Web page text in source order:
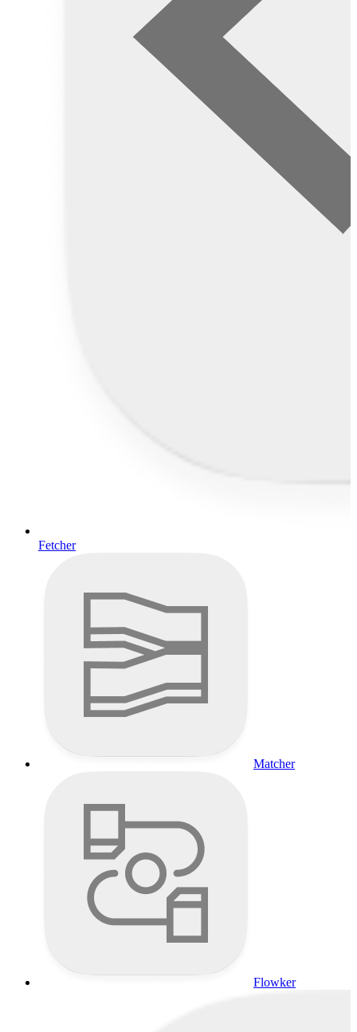
Fetcher
Matcher
Flowker